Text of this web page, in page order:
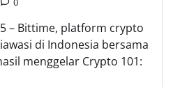
– Bittime, platform crypto
di Indonesia bersama
menggelar Crypto 101: